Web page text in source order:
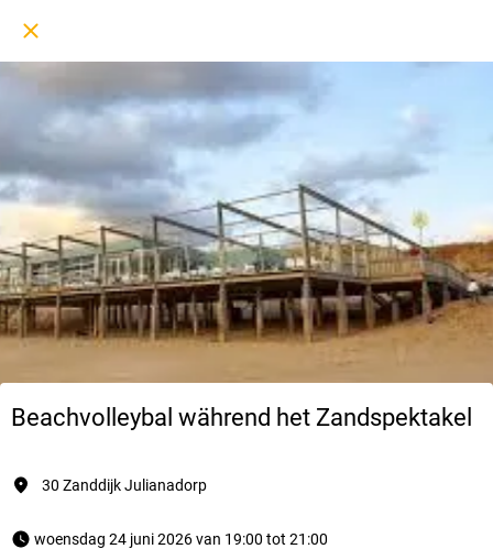
Beachvolleybal während het Zandspektakel
30 Zanddijk Julianadorp
woensdag 24 juni 2026 van 19:00 tot 21:00